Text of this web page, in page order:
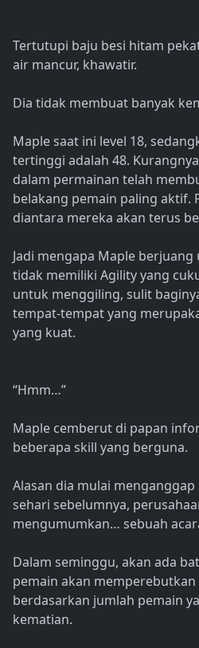
Tertutupi baju besi hitam
air mancur, khawatir.
Dia tidak membuat banyak
Maple saat ini level 18,
tertinggi adalah 48.
dalam permainan telah
belakang pemain paling aktif.
diantara mereka akan terus
Jadi mengapa Maple berjuang
tidak memiliki Agility yang
untuk menggiling, sulit
tempat-tempat yang
yang kuat.
“Hmm…”
Maple cemberut di papan
beberapa skill yang berguna.
Alasan dia mulai
sehari sebelumnya,
mengumumkan… sebuah
Dalam seminggu, akan ada
pemain akan
berdasarkan jumlah pemain
kematian.